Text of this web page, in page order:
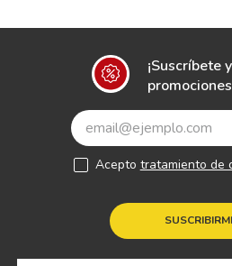
¡Suscríbete
Acepto tratamiento de